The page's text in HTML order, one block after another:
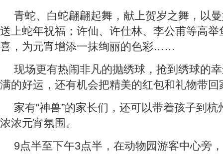
青蛇、白蛇翩翩起舞，献上贺岁之舞，以
送上蛇年祝福；许仙、许仕林、李公甫等高
喜，为元宵增添一抹绚丽的色彩……
现场更有热闹非凡的抛绣球，抢到绣球的
满的好运，还有机会把精美的红包和礼物带回
家有“神兽”的家长们，还可以带着孩子到
浓浓元宵氛围。
9点半至下午3点半，在动物园游客中心旁